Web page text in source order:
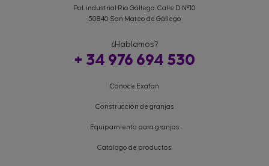
Pol. industrial Rio Gállego. Calle D Nº10
50840 San Mateo de Gállego
¿Hablamos?
+ 34 976 694 530
Conoce Exafan
Construcción de granjas
Equipamiento para granjas
Catálogo de productos